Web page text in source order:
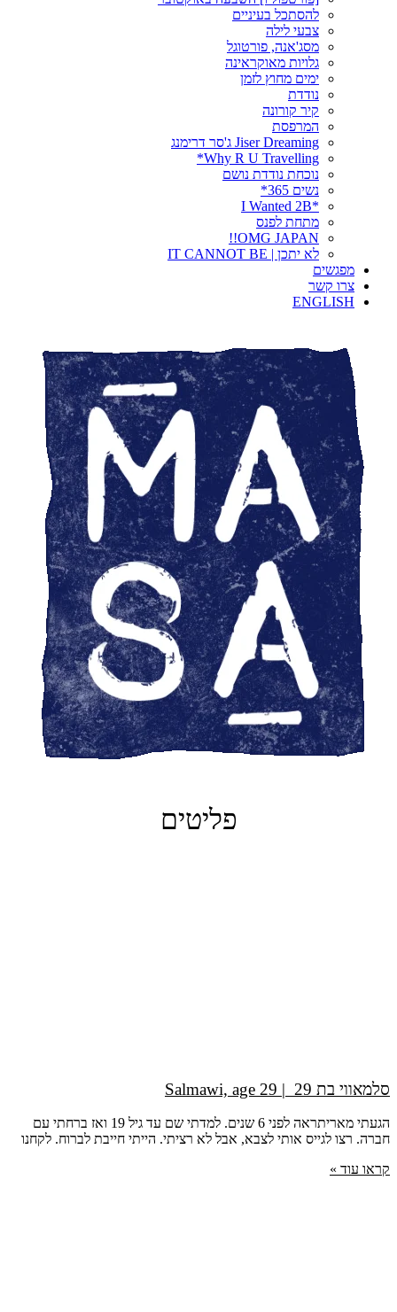
להסתכל בעיניים
צבעי לילה
מסג'אנה, פורטוגל
גלויות מאוקראינה
ימים מחוץ לזמן
נודדת
קיר קורונה
המרפסת
Jiser Dreaming ג'סר דרימנג
Why R U Travelling*
נוכחת נודדת נושם
נשים 365*
*I Wanted 2B
מתחת לפנס
OMG JAPAN!!
לא יתכן | IT CANNOT BE
מפגשים
צרו קשר
ENGLISH
פליטים
סלמאווי בת 29 | Salmawi, age 29
הגעתי מאריתראה לפני 6 שנים. למדתי שם עד גיל 19 ואז ברחתי עם
חברה. רצו לגייס אותי לצבא, אבל לא רציתי. הייתי חייבת לברוח. לקחנו
קראו עוד »